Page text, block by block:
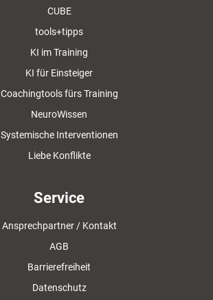
CUBE
tools+tipps
KI im Training
KI für Einsteiger
Coachingtools fürs Training
NeuroWissen
Systemische Interventionen
Liebe Konflikte
Service
Ansprechpartner / Kontakt
AGB
Barrierefreiheit
Datenschutz